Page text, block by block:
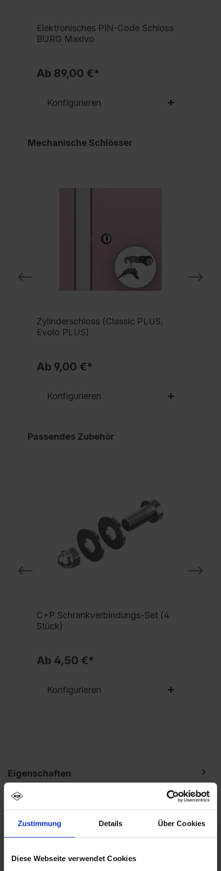
Zustimmung Details Über Cookies
Diese Webseite verwendet Cookies
Elektronisches PIN-Code Schloss
BURG Maxivo
Ab 89,00 €*
Konfigurieren
Mechanische Schlösser
Zylinderschloss (Classic PLUS,
Evolo PLUS)
Ab 9,00 €*
Konfigurieren
Passendes Zubehör
C+P Schrankverbindungs-Set (4
Stück)
Ab 4,50 €*
Konfigurieren
Eigenschaften
Spind Evolo PLUS, 2 Abteile, Abteilbreite 300
mm, Korpus aus stabiler Stahlkonstruktion mit
Mehr